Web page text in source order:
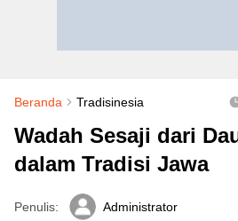
Beranda Tradisinesia
Wadah Sesaji dari
dalam Tradisi Jawa
Penulis: Administrator